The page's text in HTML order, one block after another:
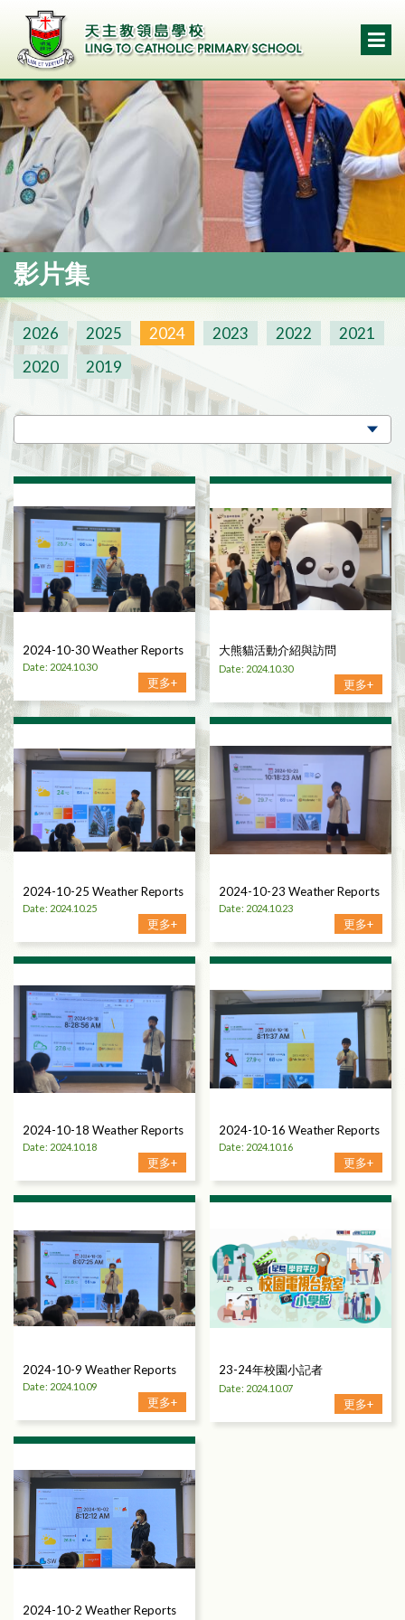
影片集
2026 2025 2024 2023 2022
2021
2020
2019
2024-10-30 Weather Reports
Date: 2024.10.30
更多+
大熊貓活動介紹與訪問
Date: 2024.10.30
更多+
2024-10-25 Weather Reports
Date: 2024.10.25
更多+
2024-10-23 Weather Reports
Date: 2024.10.23
更多+
2024-10-18 Weather Reports
Date: 2024.10.18
更多+
2024-10-16 Weather Reports
Date: 2024.10.16
更多+
2024-10-9 Weather Reports
Date: 2024.10.09
更多+
23-24年校園小記者
Date: 2024.10.07
更多+
2024-10-2 Weather Reports